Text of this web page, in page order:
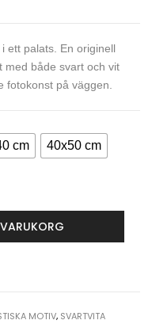
ett palats. En originell
med både svart och vit
fotokonst på väggen.
cm 40x50 cm
MOTIV, SVARTVITA